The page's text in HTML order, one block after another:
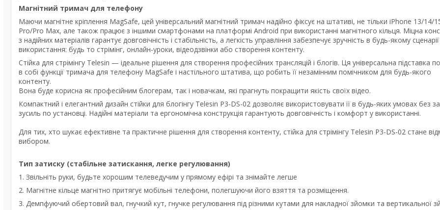
Магнітний тримач для телефону
Маючи магнітне кріплення MagSafe, цей універсальний магнітний тримач надійно фіксує на штативі, не тільки iPhone 13/14/
Pro/Pro Max, але також працює з іншими смартфонами на платформі Android при використанні магнітного кільця. Міцна
з надійних матеріалів гарантує довговічність і стабільність, а легкість управління забезпечує зручність в будь-якому сценарії
використання: будь то стрімінг, онлайн-уроки, відеодзвінки або створення контенту.
Стійка для стрімінгу Telesin — ідеальне рішення для створення професійних трансляцій і блогів. Ця універсальна підставка
в собі функції тримача для телефону MagSafe і настільного штатива, що робить її незамінним помічником для будь-якого
контенту.
Вона буде корисна як професійним блогерам, так і новачкам, які прагнуть покращити якість своїх відео.
Компактний і елегантний дизайн стійки для блогінгу Telesin P3-DS-02 дозволяє використовувати її в будь-яких умовах без
зусиль по установці. Надійні матеріали та ергономічна конструкція гарантують довговічність і комфорт у використанні.
Для тих, хто шукає ефективне та практичне рішення для створення контенту, стійка для стрімінгу Telesin P3-DS-02 стане
вибором.
Тип затиску (стабільне затискання, легке регулювання)
1. Звільніть руки, будьте хорошим телеведучим у прямому ефірі та знімайте легше
2. Магнітне кільце магнітно притягує мобільні телефони, полегшуючи його взяття та розміщення.
3. Демпфуючий обертовий вал, гнучкий кут, гнучке регулювання під різними кутами для накладної зйомки та вертикальної